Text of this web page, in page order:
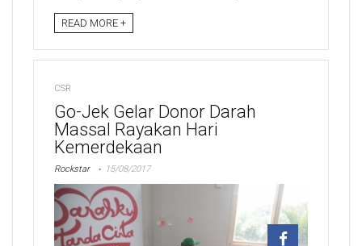
READ MORE +
CSR
Go-Jek Gelar Donor Darah
Massal Rayakan Hari
Kemerdekaan
Rockstar 15/08/2017